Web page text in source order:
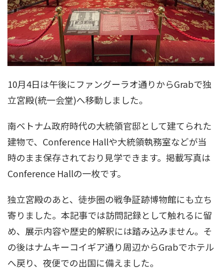
10月4日は午後にファングーラオ通りからGrabで独
立宮殿(統一会堂)へ移動しました。
南ベトナム政府時代の大統領官邸として建てられた
建物で、Conference Hallや大統領執務室などが当
時のまま保存されており見学できます。掲載写真は
Conference Hallの一枚です。
独立宮殿のあと、徒歩圏の戦争証跡博物館にも立ち
寄りました。本記事では訪問記録として触れるに留
め、展示内容や歴史的解釈には踏み込みません。そ
の後はナムキーコイギア通り周辺からGrabでホテル
へ戻り、夜便での出国に備えました。